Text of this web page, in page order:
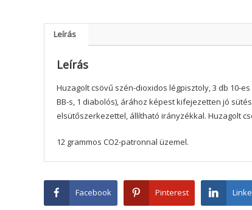
Leírás
Leírás
Huzagolt csövű szén-dioxidos légpisztoly, 3 db 10-es
BB-s, 1 diabolós), árához képest kifejezetten jó
elsütőszerkezettel, állítható irányzékkal. Huzagolt
12 grammos CO2-patronnal üzemel.
Facebook Pinterest